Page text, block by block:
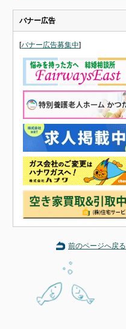
バナー広告
[バナー広告募集中]
前のページへ戻る